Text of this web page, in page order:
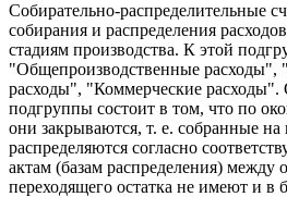
Собирательно-распределительные
собирания и распределения
стадиям производства. К этой
"Общепроизводственные расходы",
расходы", "Коммерческие расходы".
подгруппы состоит в том, что по
они закрываются, т. е. собранные на
распределяются согласно
актам (базам распределения) между
переходящего остатка не имеют и в